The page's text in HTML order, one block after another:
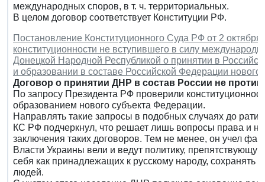
международных споров, в т. ч. территориальных.
В целом договор соответствует Конституции РФ.
Постановление Конституционного Суда РФ от 2
конституционности не вступившего в силу
Донецкой Народной Республикой о принятии в
и образовании в составе Российской Федерации нового
Договор о принятии ДНР в состав России не
По запросу Президента РФ проверили
образованием нового субъекта Федерации.
Направлять такие запросы в подобных случаях до
КС РФ подчеркнул, что решает лишь вопросы права и
заключения таких договоров. Тем не менее, он учел
Власти Украины вели и ведут политику,
себя как принадлежащих к русскому народу, сохранять
людей.